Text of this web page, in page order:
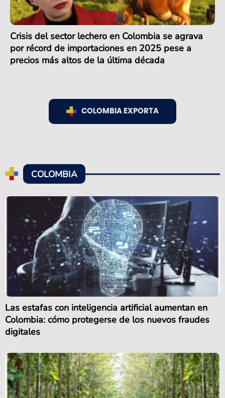
Crisis del sector lechero en Colombia se agrava
por récord de importaciones en 2025 pese a
precios más altos de la última década
COLOMBIA EXPORTA
COLOMBIA
Las estafas con inteligencia artificial aumentan en
Colombia: cómo protegerse de los nuevos fraudes
digitales